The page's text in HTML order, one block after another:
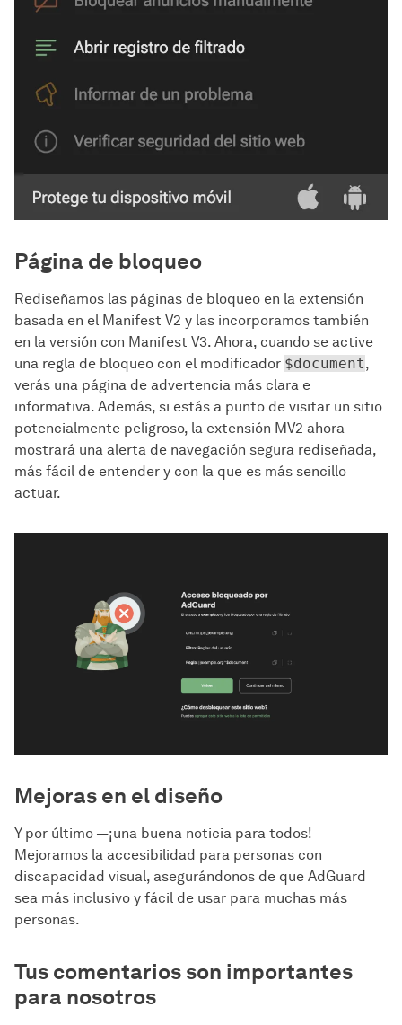
Página de bloqueo
Rediseñamos las páginas de bloqueo en la extensión
basada en el Manifest V2 y las incorporamos también
en la versión con Manifest V3. Ahora, cuando se active
una regla de bloqueo con el modificador $document,
verás una página de advertencia más clara e
informativa. Además, si estás a punto de visitar un sitio
potencialmente peligroso, la extensión MV2 ahora
mostrará una alerta de navegación segura rediseñada,
más fácil de entender y con la que es más sencillo
actuar.
Mejoras en el diseño
Y por último —¡una buena noticia para todos!
Mejoramos la accesibilidad para personas con
discapacidad visual, asegurándonos de que AdGuard
sea más inclusivo y fácil de usar para muchas más
personas.
Tus comentarios son importantes
para nosotros